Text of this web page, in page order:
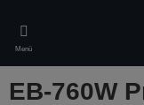
main
content
Menü
EB-760W